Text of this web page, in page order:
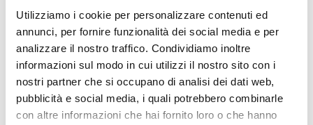
Utilizziamo i cookie per personalizzare contenuti ed
annunci, per fornire funzionalità dei social media e per
analizzare il nostro traffico. Condividiamo inoltre
informazioni sul modo in cui utilizzi il nostro sito con i
nostri partner che si occupano di analisi dei dati web,
pubblicità e social media, i quali potrebbero combinarle
con altre informazioni che hai fornito loro o che hanno
Zubehör für EB00-Meldersockel - Materialien(47)
Dokumente (6992)
Alle auswählen
Melden Sie sich an, bevor Sie Inhalte über das Symbol
herunterladen lock